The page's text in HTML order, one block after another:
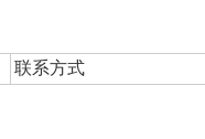
联系方式